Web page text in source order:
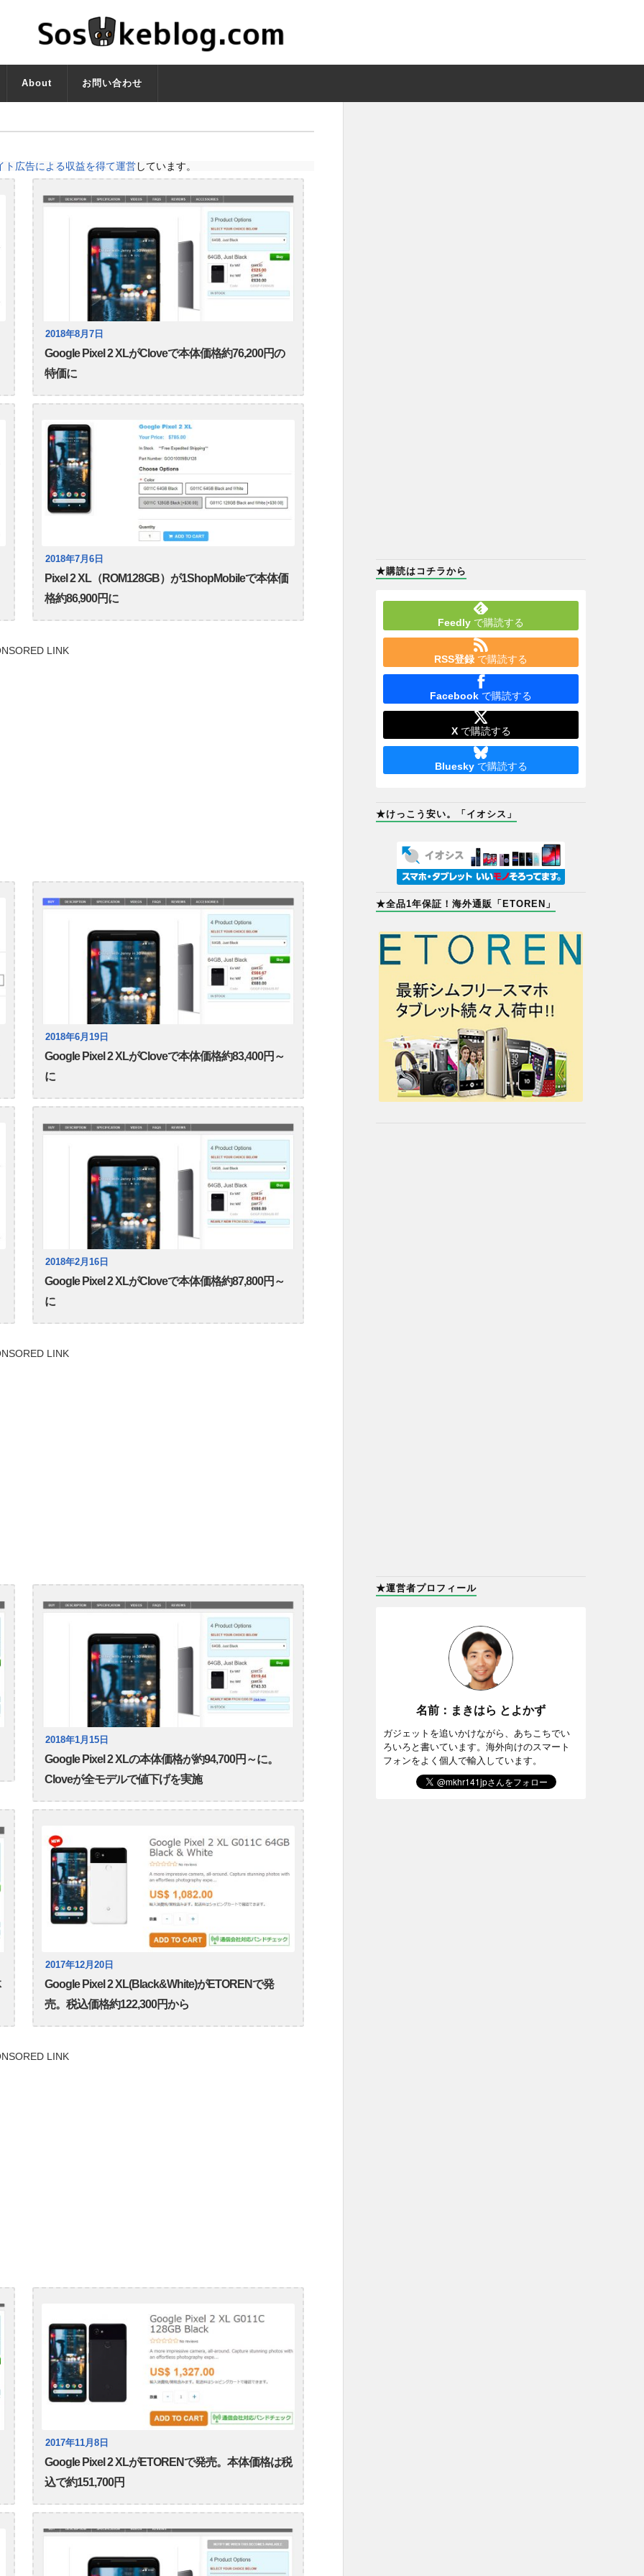
About お問い合わせ
ト広告による収益を得て運営しています。
2018年8月7日
Google Pixel 2 XLがCloveで本体価格約76,200円の
特価に
2018年7月6日
Pixel 2 XL（ROM128GB）が1ShopMobileで本体価
格約86,900円に
LINK
2018年6月19日
Google Pixel 2 XLがCloveで本体価格約83,400円～
に
2018年2月16日
Google Pixel 2 XLがCloveで本体価格約87,800円～
に
LINK
2018年1月15日
Google Pixel 2 XLの本体価格が約94,700円～に。
Cloveが全モデルで値下げを実施
2017年12月20日
Google Pixel 2 XL(Black&White)がETORENで発
売。税込価格約122,300円から
LINK
2017年11月8日
Google Pixel 2 XLがETORENで発売。本体価格は税
込で約151,700円
★購読はコチラから
Feedly で購読する
RSS登録 で購読する
Facebook で購読する
Xで購読する
Blueskyで購読する
★けっこう安い。「イオシス」
★全品1年保証！海外通販「ETOREN」
★運営者プロフィール
名前：まきはら とよかず
ガジェットを追いかけながら、あちこちでい
ろいろと書いています。海外向けのスマート
フォンをよく個人で輸入しています。